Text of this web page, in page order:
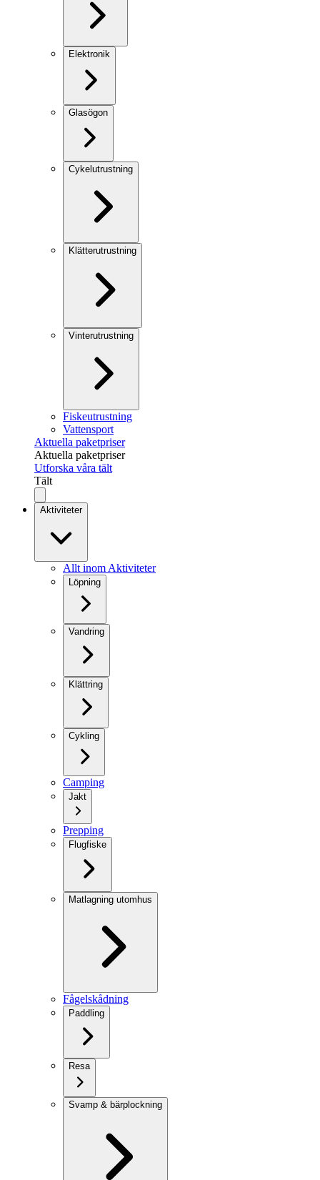
Elektronik
Glasögon
Cykelutrustning
Klätterutrustning
Vinterutrustning
Fiskeutrustning
Vattensport
Aktuella paketpriser
Aktuella paketpriser
Utforska våra tält
Tält
Aktiviteter
Allt inom Aktiviteter
Löpning
Vandring
Klättring
Cykling
Camping
Jakt
Prepping
Flugfiske
Matlagning utomhus
Fågelskådning
Paddling
Resa
Svamp & bärplockning